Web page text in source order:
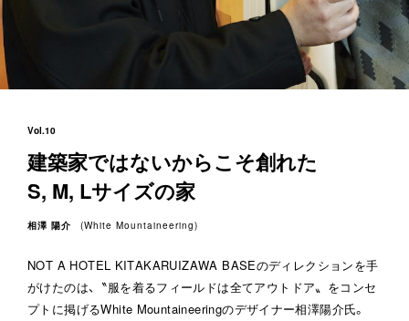
Vol.10
建築家ではないからこそ創れた
S, M, Lサイズの家
相澤 陽介 (White Mountaineering)
NOT A HOTEL KITAKARUIZAWA BASEのディレクションを手
がけたのは、〝服を着るフィールドは全てアウトドア〟をコンセ
プトに掲げるWhite Mountaineeringのデザイナー相澤陽介氏。